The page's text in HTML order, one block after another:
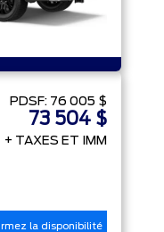
PDSF: 76 005 $
73 504 $
+ TAXES ET IMM
la disponibilité